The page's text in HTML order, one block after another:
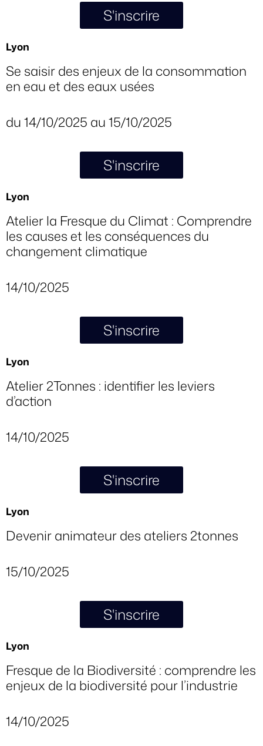
S'inscrire
Lyon
Se saisir des enjeux de la consommation
en eau et des eaux usées
du 14/10/2025 au 15/10/2025
S'inscrire
Lyon
Atelier la Fresque du Climat : Comprendre
les causes et les conséquences du
changement climatique
14/10/2025
S'inscrire
Lyon
Atelier 2Tonnes : identifier les leviers
d’action
14/10/2025
S'inscrire
Lyon
Devenir animateur des ateliers 2tonnes
15/10/2025
S'inscrire
Lyon
Fresque de la Biodiversité : comprendre les
enjeux de la biodiversité pour l’industrie
14/10/2025